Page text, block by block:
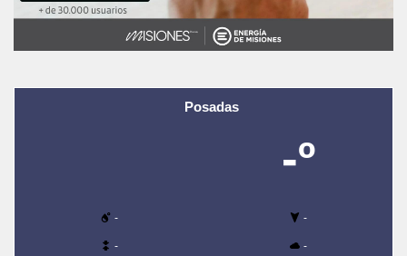
Posadas
-º
- -
- -